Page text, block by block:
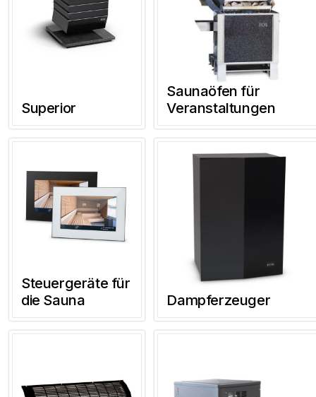
Superior
Saunaöfen für
Veranstaltungen
Steuergeräte für
die Sauna
Dampferzeuger